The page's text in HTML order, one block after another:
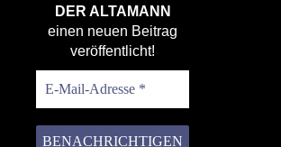
DER ALTAMANN
einen neuen Beitrag
veröffentlicht!